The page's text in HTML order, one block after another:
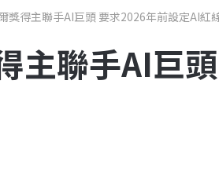
獎得主聯手AI巨頭 要求2026年前設定AI紅
主聯手AI巨